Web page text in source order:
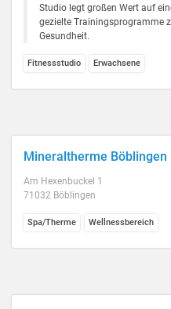
Studio legt großen Wert auf
gezielte Trainingsprogramme
Gesundheit.
Fitnessstudio Erwachsene
Mineraltherme Böblingen
Am Hexenbuckel 1
71032 Böblingen
Spa/Therme Wellnessbereich